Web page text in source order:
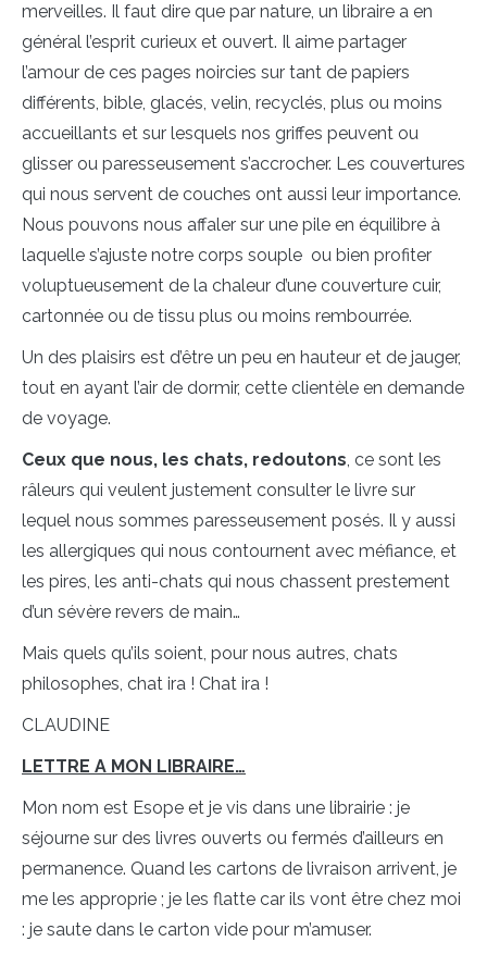
merveilles. Il faut dire que par nature, un libraire a en
général l’esprit curieux et ouvert. Il aime partager
l’amour de ces pages noircies sur tant de papiers
différents, bible, glacés, velin, recyclés, plus ou moins
accueillants et sur lesquels nos griffes peuvent ou
glisser ou paresseusement s’accrocher. Les couvertures
qui nous servent de couches ont aussi leur importance.
Nous pouvons nous affaler sur une pile en équilibre à
laquelle s’ajuste notre corps souple ou bien profiter
voluptueusement de la chaleur d’une couverture cuir,
cartonnée ou de tissu plus ou moins rembourrée.
Un des plaisirs est d’être un peu en hauteur et de jauger,
tout en ayant l’air de dormir, cette clientèle en demande
de voyage.
Ceux que nous, les chats, redoutons, ce sont les
râleurs qui veulent justement consulter le livre sur
lequel nous sommes paresseusement posés. Il y aussi
les allergiques qui nous contournent avec méfiance, et
les pires, les anti-chats qui nous chassent prestement
d’un sévère revers de main…
Mais quels qu’ils soient, pour nous autres, chats
philosophes, chat ira ! Chat ira !
CLAUDINE
LETTRE A MON LIBRAIRE…
Mon nom est Esope et je vis dans une librairie : je
séjourne sur des livres ouverts ou fermés d’ailleurs en
permanence. Quand les cartons de livraison arrivent, je
me les approprie ; je les flatte car ils vont être chez moi
: je saute dans le carton vide pour m’amuser.